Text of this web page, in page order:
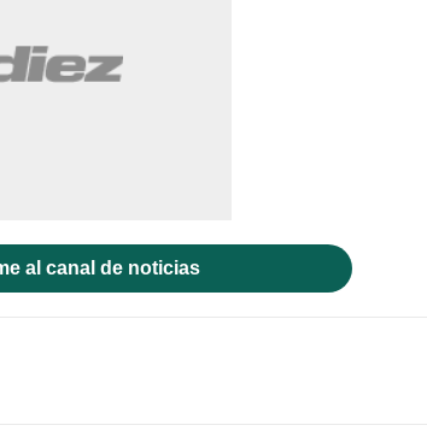
al canal de noticias